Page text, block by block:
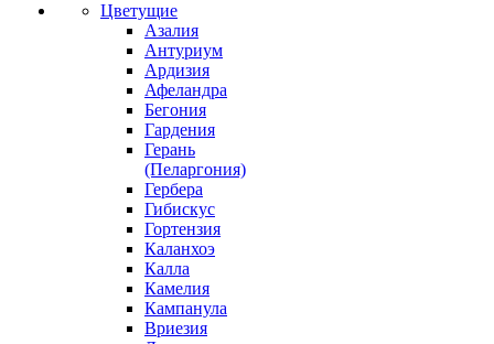
Цветущие
Азалия
Антуриум
Ардизия
Афеландра
Бегония
Гардения
Герань
(Пеларгония)
Гербера
Гибискус
Гортензия
Каланхоэ
Калла
Камелия
Кампанула
Вриезия